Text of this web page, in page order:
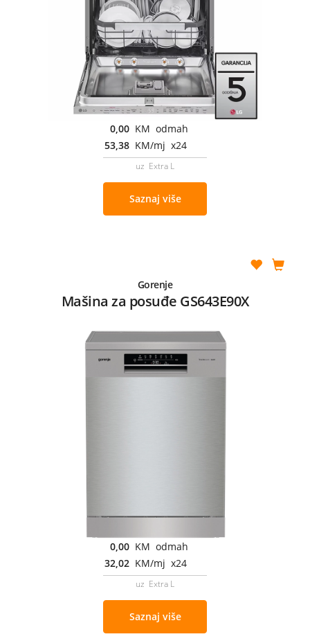
0,00 KM odmah
53,38 KM/mj x24
uz Extra L
Saznaj više
Gorenje
Mašina za posuđe GS643E90X
0,00 KM odmah
32,02 KM/mj x24
uz Extra L
Saznaj više